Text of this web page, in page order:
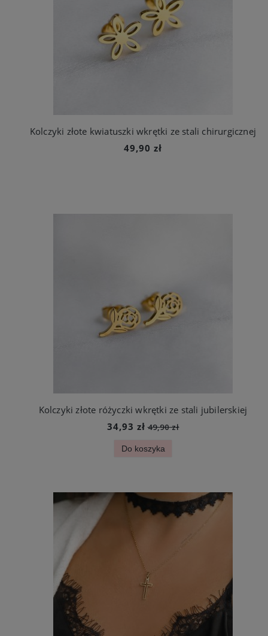
Kolczyki złote kwiatuszki wkrętki ze stali chirurgicznej
49,90 zł
Kolczyki złote różyczki wkrętki ze stali jubilerskiej
34,93 zł 49,90 zł
Do koszyka